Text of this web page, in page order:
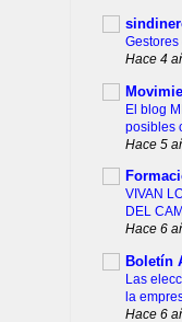
Hace 4
El blog
posibles
Hace 5
VIVAN
DEL
Hace 6
Boletín
Las
la
Hace 6